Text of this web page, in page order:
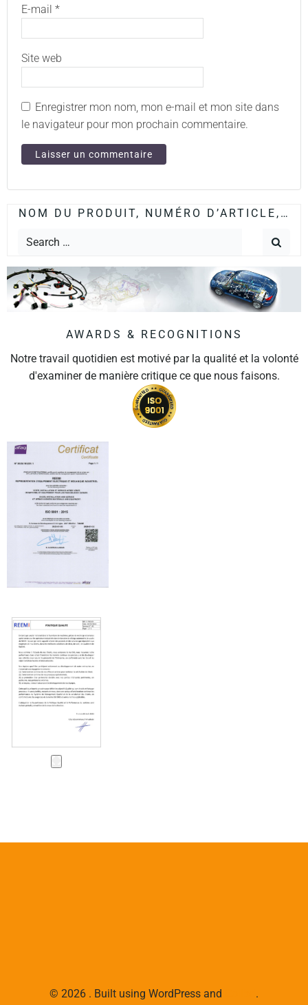
E-mail *
Site web
Enregistrer mon nom, mon e-mail et mon site dans
le navigateur pour mon prochain commentaire.
NOM DU PRODUIT, NUMÉRO D’ARTICLE,…
AWARDS & RECOGNITIONS
Notre travail quotidien est motivé par la qualité et la volonté
d'examiner de manière critique ce que nous faisons.
© 2026 . Built using WordPress and .